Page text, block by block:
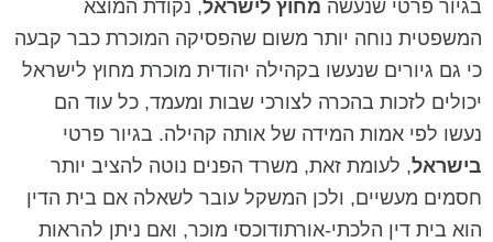
בגיור פרטי שנעשה מחוץ לישראל, נקודת המוצא
המשפטית נוחה יותר משום שהפסיקה המוכרת כבר קבעה
כי גם גיורים שנעשו בקהילה יהודית מוכרת מחוץ לישראל
יכולים לזכות בהכרה לצורכי שבות ומעמד, כל עוד הם
נעשו לפי אמות המידה של אותה קהילה. בגיור פרטי
בישראל, לעומת זאת, משרד הפנים נוטה להציב יותר
חסמים מעשיים, ולכן המשקל עובר לשאלה אם בית הדין
הוא בית דין הלכתי-אורתודוכסי מוכר, ואם ניתן להראות